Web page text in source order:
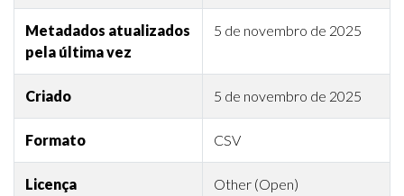
Metadados atualizados
pela última vez
5 de novembro de 2025
Criado 5 de novembro de 2025
Formato CSV
Licença Other (Open)